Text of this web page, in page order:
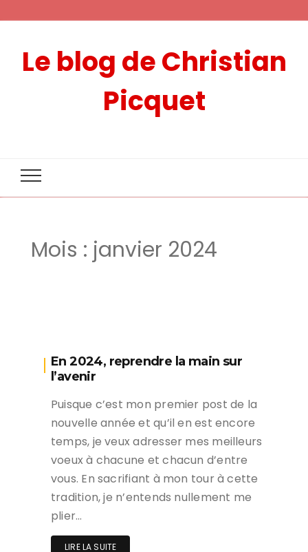
Le blog de Christian
Picquet
Mois : janvier 2024
En 2024, reprendre la main sur
l’avenir
Puisque c’est mon premier post de la
nouvelle année et qu’il en est encore
temps, je veux adresser mes meilleurs
voeux à chacune et chacun d’entre
vous. En sacrifiant à mon tour à cette
tradition, je n’entends nullement me
plier…
LIRE LA SUITE